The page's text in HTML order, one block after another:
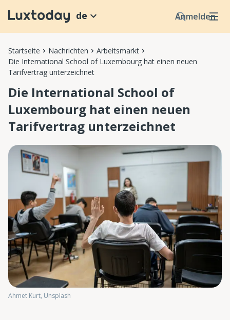
Anmelden
de
Startseite Nachrichten
Arbeitsmarkt
Die International School of Luxembourg hat einen neuen
Tarifvertrag unterzeichnet
Die International School of
Luxembourg hat einen neuen
Tarifvertrag unterzeichnet
Ahmet Kurt, Unsplash